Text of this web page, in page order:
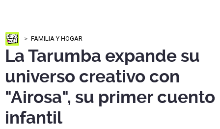
FAMILIA Y HOGAR
La Tarumba expande su
universo creativo con
"Airosa", su primer cuento
infantil